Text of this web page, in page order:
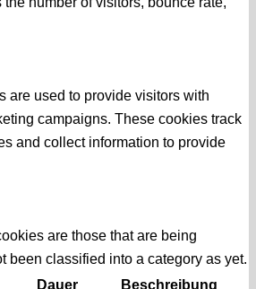
are used to provide visitors with
campaigns. These cookies track
and collect information to provide
are those that are being
been classified into a category as yet.
Dauer Beschreibung